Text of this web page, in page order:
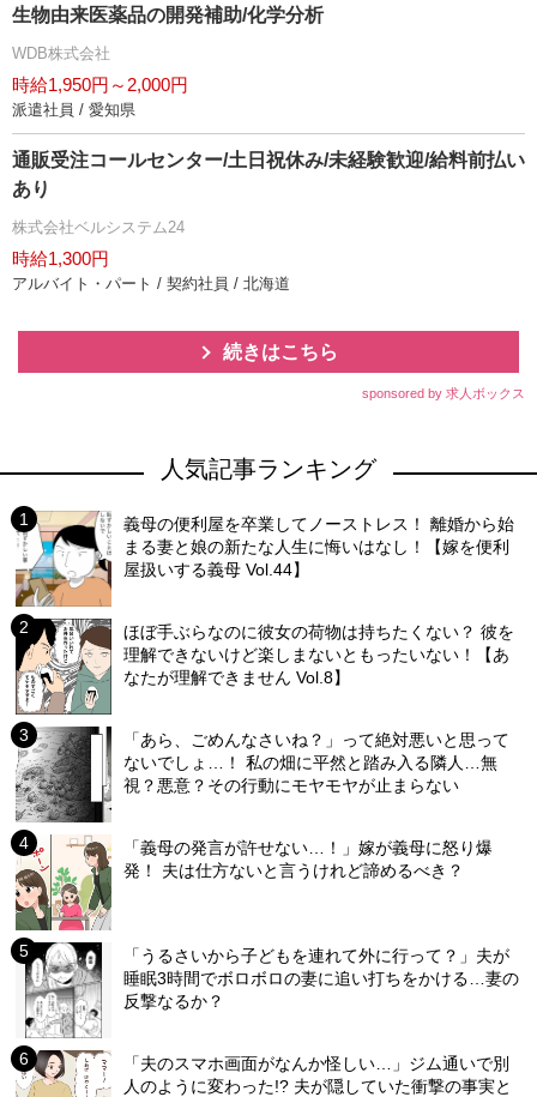
生物由来医薬品の開発補助/化学分析
WDB株式会社
時給1,950円～2,000円
派遣社員 / 愛知県
通販受注コールセンター/土日祝休み/未経験歓迎/給料前払い
あり
株式会社ベルシステム24
時給1,300円
アルバイト・パート / 契約社員 / 北海道
続きはこちら
sponsored by 求人ボックス
人気記事ランキング
義母の便利屋を卒業してノーストレス！ 離婚から始
まる妻と娘の新たな人生に悔いはなし！【嫁を便利
屋扱いする義母 Vol.44】
ほぼ手ぶらなのに彼女の荷物は持ちたくない？ 彼を
理解できないけど楽しまないともったいない！【あ
なたが理解できません Vol.8】
「あら、ごめんなさいね？」って絶対悪いと思って
ないでしょ…！ 私の畑に平然と踏み入る隣人…無
視？悪意？その行動にモヤモヤが止まらない
「義母の発言が許せない…！」嫁が義母に怒り爆
発！ 夫は仕方ないと言うけれど諦めるべき？
「うるさいから子どもを連れて外に行って？」夫が
睡眠3時間でボロボロの妻に追い打ちをかける…妻の
反撃なるか？
「夫のスマホ画面がなんか怪しい…」ジム通いで別
人のように変わった!? 夫が隠していた衝撃の事実と